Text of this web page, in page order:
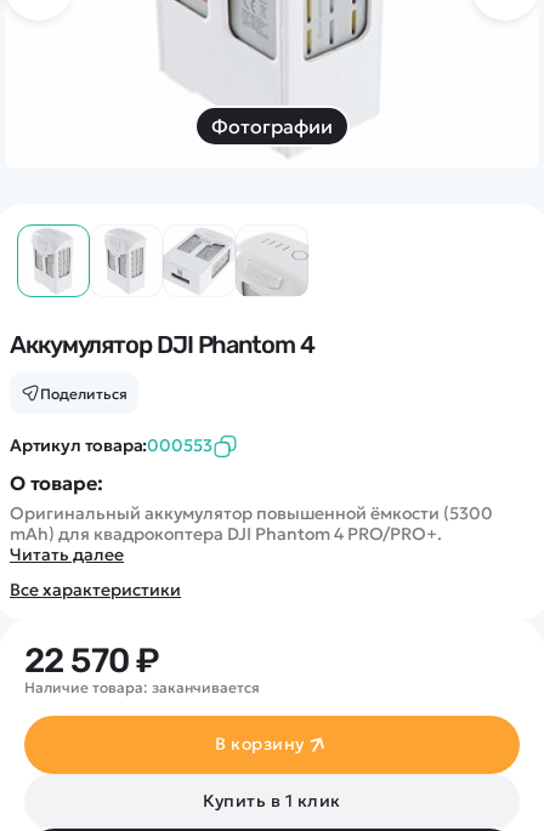
Фотографии
Аккумулятор DJI Phantom 4
Поделиться
Артикул товара:000553
О товаре:
Оригинальный аккумулятор повышенной ёмкости (5300
mAh) для квадрокоптера DJI Phantom 4 PRO/PRO+.
Читать далее
Все характеристики
22 570 ₽
Наличие товара: заканчивается
В корзину
Купить в 1 клик
Дополнительный способ связи
WhatsApp/Мобильный
Есть вопрос? Можем связаться с вами
Наши соцсети:
Каталог
Квадрокоптеры
Машинки
Танки
Вертолеты
Катера
Самолеты
Сборные модели
Детские электромобили
Спецтехника
Информация
Оптовые продажи
Блог
Статьи про беспилотники
Аренда Квадрокоптеров
Покупка в кредит
Покупателю
Контакты
Помощь
Отследить заказ
Оплата на сайте